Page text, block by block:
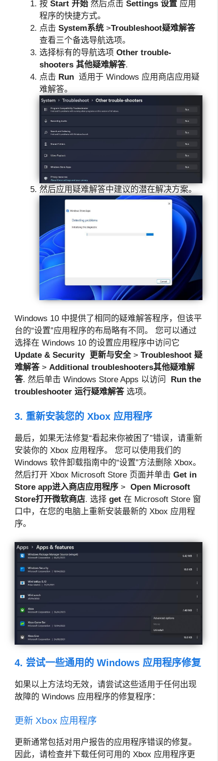
按 Start 开始 然后点击 Settings 设置 应用
程序的快捷方式。
点击 System系统 >Troubleshoot疑难解答
查看三个备选导航选项。
选择标有的导航选项 Other trouble-
shooters 其他疑难解答.
点击 Run 适用于 Windows 应用商店应用疑
难解答。
然后应用疑难解答中建议的潜在解决方案。
Windows 10 中提供了相同的疑难解答程序，但该平
台的“设置”应用程序的布局略有不同。 您可以通过
选择在 Windows 10 的设置应用程序中访问它
Update & Security 更新与安全> Troubleshoot 疑
难解答> Additional troubleshooters其他疑难解
答. 然后单击 Windows Store Apps 以访问 Run the
troubleshooter 运行疑难解答选项。
3. 重新安装您的 Xbox 应用程序
最后，如果无法修复“看起来你被困了”错误，请重新
安装你的 Xbox 应用程序。 您可以使用我们的
Windows 软件卸载指南中的“设置”方法删除 Xbox。
然后打开 Xbox Microsoft Store 页面并单击 Get in
Store app进入商店应用程序 > Open Microsoft
Store打开微软商店. 选择 get 在 Microsoft Store 窗
口中，在您的电脑上重新安装最新的 Xbox 应用程
序。
4. 尝试一些通用的 Windows 应用程序修复
如果以上方法均无效，请尝试这些适用于任何出现
故障的 Windows 应用程序的修复程序：
更新 Xbox 应用程序
更新通常包括对用户报告的应用程序错误的修复。
因此，请检查并下载任何可用的 Xbox 应用程序更